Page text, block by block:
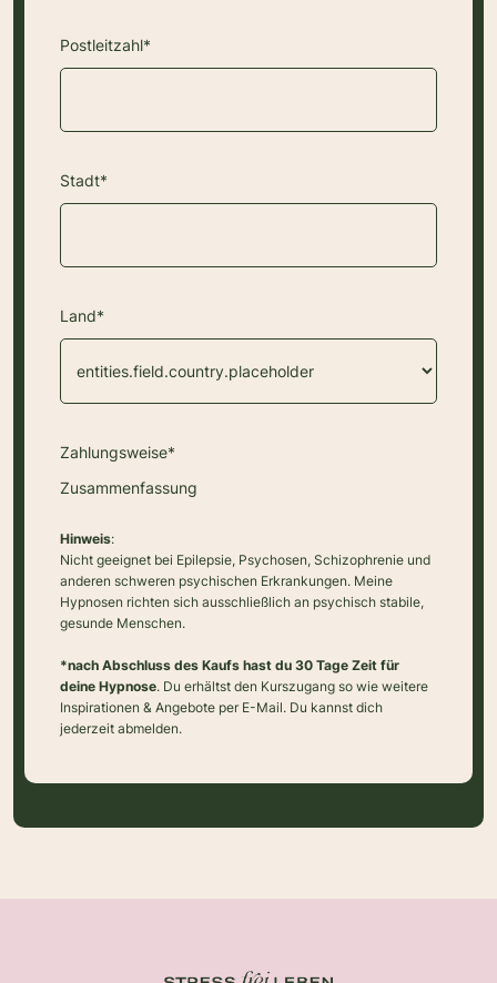
Postleitzahl*
Stadt*
Land*
Zahlungsweise*
Zusammenfassung
Hinweis:
Nicht geeignet bei Epilepsie, Psychosen, Schizophrenie und
anderen schweren psychischen Erkrankungen. Meine
Hypnosen richten sich ausschließlich an psychisch stabile,
gesunde Menschen.
*nach Abschluss des Kaufs hast du 30 Tage Zeit für
deine Hypnose. Du erhältst den Kurszugang so wie weitere
Inspirationen & Angebote per E-Mail. Du kannst dich
jederzeit abmelden.